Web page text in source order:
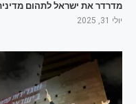
מדרדר את ישראל לתהום
יולי 31, 2025